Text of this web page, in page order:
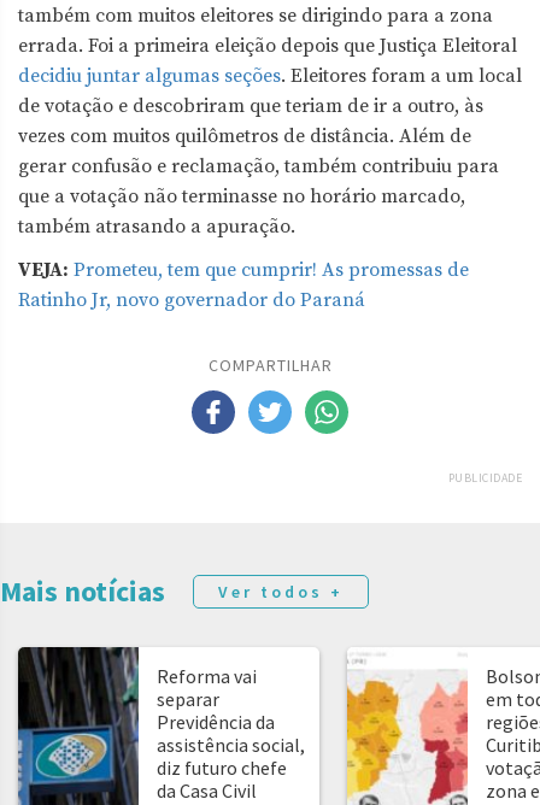
também com muitos eleitores se dirigindo para a zona
errada. Foi a primeira eleição depois que Justiça Eleitoral
decidiu juntar algumas seções. Eleitores foram a um local
de votação e descobriram que teriam de ir a outro, às
vezes com muitos quilômetros de distância. Além de
gerar confusão e reclamação, também contribuiu para
que a votação não terminasse no horário marcado,
também atrasando a apuração.
VEJA: Prometeu, tem que cumprir! As promessas de
Ratinho Jr, novo governador do Paraná
COMPARTILHAR
PUBLICIDADE
Mais notícias Ver todos +
Reforma vai
separar
Previdência da
assistência social,
diz futuro chefe
da Casa Civil
em
zona